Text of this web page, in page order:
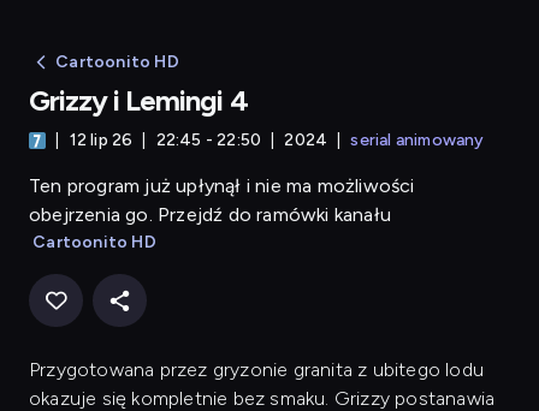
Cartoonito HD
Grizzy i Lemingi 4
12 lip 26 22:45 - 22:50 2024 serial animowany
Ten program już upłynął i nie ma możliwości
obejrzenia go. Przejdź do ramówki kanału
Cartoonito HD
Przygotowana przez gryzonie granita z ubitego lodu
okazuje się kompletnie bez smaku. Grizzy postanawia